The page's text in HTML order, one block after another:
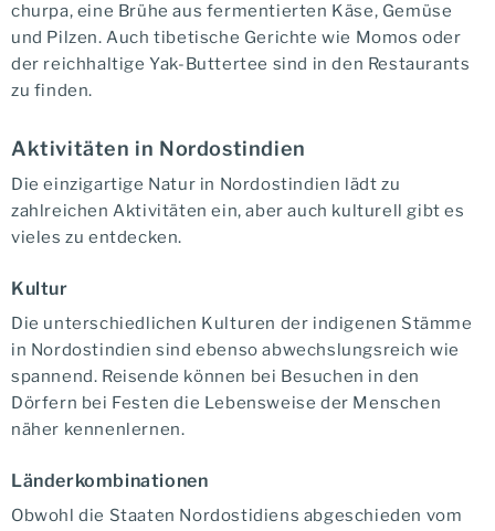
churpa, eine Brühe aus fermentierten Käse, Gemüse
und Pilzen. Auch tibetische Gerichte wie Momos oder
der reichhaltige Yak-Buttertee sind in den Restaurants
zu finden.
Aktivitäten in Nordostindien
Die einzigartige Natur in Nordostindien lädt zu
zahlreichen Aktivitäten ein, aber auch kulturell gibt es
vieles zu entdecken.
Kultur
Die unterschiedlichen Kulturen der indigenen Stämme
in Nordostindien sind ebenso abwechslungsreich wie
spannend. Reisende können bei Besuchen in den
Dörfern bei Festen die Lebensweise der Menschen
näher kennenlernen.
Länderkombinationen
Obwohl die Staaten Nordostidiens abgeschieden vom